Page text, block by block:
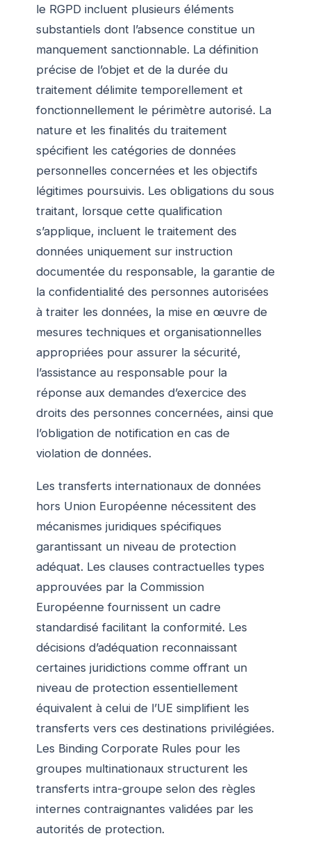
le RGPD incluent plusieurs éléments
substantiels dont l’absence constitue un
manquement sanctionnable. La définition
précise de l’objet et de la durée du
traitement délimite temporellement et
fonctionnellement le périmètre autorisé. La
nature et les finalités du traitement
spécifient les catégories de données
personnelles concernées et les objectifs
légitimes poursuivis. Les obligations du sous
traitant, lorsque cette qualification
s’applique, incluent le traitement des
données uniquement sur instruction
documentée du responsable, la garantie de
la confidentialité des personnes autorisées
à traiter les données, la mise en œuvre de
mesures techniques et organisationnelles
appropriées pour assurer la sécurité,
l’assistance au responsable pour la
réponse aux demandes d’exercice des
droits des personnes concernées, ainsi que
l’obligation de notification en cas de
violation de données.
Les transferts internationaux de données
hors Union Européenne nécessitent des
mécanismes juridiques spécifiques
garantissant un niveau de protection
adéquat. Les clauses contractuelles types
approuvées par la Commission
Européenne fournissent un cadre
standardisé facilitant la conformité. Les
décisions d’adéquation reconnaissant
certaines juridictions comme offrant un
niveau de protection essentiellement
équivalent à celui de l’UE simplifient les
transferts vers ces destinations privilégiées.
Les Binding Corporate Rules pour les
groupes multinationaux structurent les
transferts intra-groupe selon des règles
internes contraignantes validées par les
autorités de protection.